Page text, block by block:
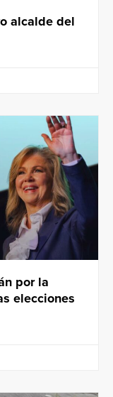
alcalde del
por la
elecciones